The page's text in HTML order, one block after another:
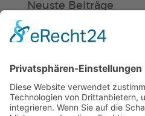
Neuste Beiträge
Verein
ab 13 Uhr
„Am Ende